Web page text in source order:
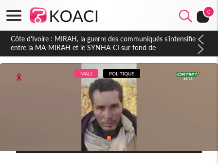
0
Côte d'Ivoire : Indépendance 2026, Thiam plaide pour un
environnement démocratique plus apaisé
MALI POLITIQUE